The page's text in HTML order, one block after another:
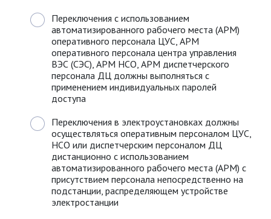
Переключения с использованием
автоматизированного рабочего места (АРМ)
оперативного персонала ЦУС, АРМ
оперативного персонала центра управления
ВЭС (СЭС), АРМ НСО, АРМ диспетчерского
персонала ДЦ должны выполняться с
применением индивидуальных паролей
доступа
Переключения в электроустановках должны
осуществляться оперативным персоналом ЦУС,
НСО или диспетчерским персоналом ДЦ
дистанционно с использованием
автоматизированного рабочего места (АРМ) c
присутствием персонала непосредственно на
подстанции, распределяющем устройстве
электростанции